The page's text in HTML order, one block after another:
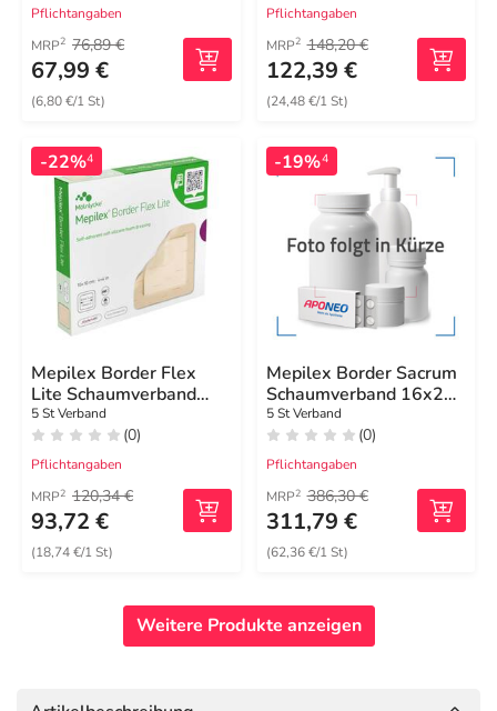
Pflichtangaben
MRP2 76,89 €
67,99 €
(6,80 €/1 St)
Pflichtangaben
MRP2 148,20 €
122,39 €
(24,48 €/1 St)
-22%4
Mepilex Border Flex
Lite Schaumverband
10x10 cm
5 St Verband
(0)
Pflichtangaben
MRP2 120,34 €
93,72 €
(18,74 €/1 St)
-19%4
Mepilex Border Sacrum
Schaumverband 16x20
cm steril
5 St Verband
(0)
Pflichtangaben
MRP2 386,30 €
311,79 €
(62,36 €/1 St)
Weitere Produkte anzeigen